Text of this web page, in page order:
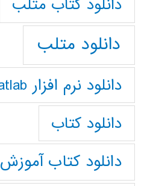
دانلود كتاب متلب
دانلود متلب
دانلود نرم افزار Matlab
دانلود کتاب
دانلود کتاب آموزش MATLAB